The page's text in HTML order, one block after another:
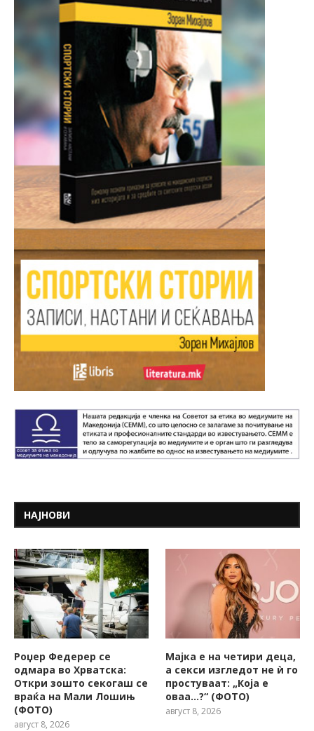
НАЈНОВИ
Роџер Федерер се
одмара во Хрватска:
Откри зошто секогаш се
враќа на Мали Лошињ
(ФОТО)
август 8, 2026
Мајка е на четири деца,
а секси изгледот не ѝ го
простуваат: „Која е
оваа…?“ (ФОТО)
август 8, 2026